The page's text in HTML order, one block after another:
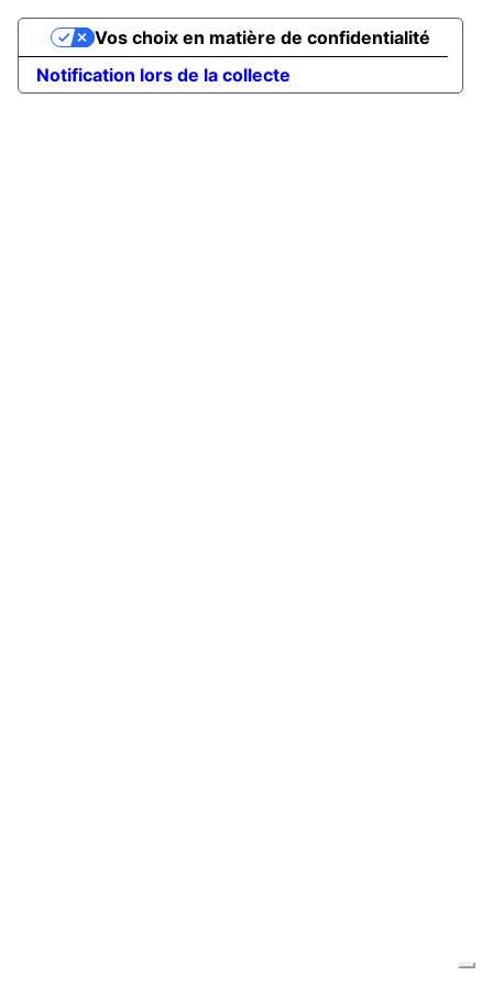
Notification lors de la collecte
Vos choix en matière de confidentialité